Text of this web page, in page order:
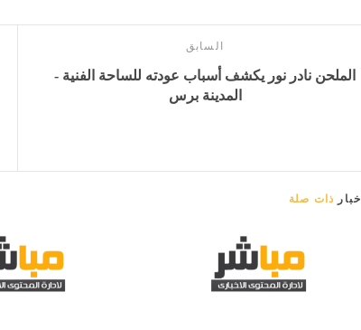
السابق
الملحن نادر نور يكشف أسباب عودته للساحة الفنية -
المدينة برس
أخبار ذات صلة